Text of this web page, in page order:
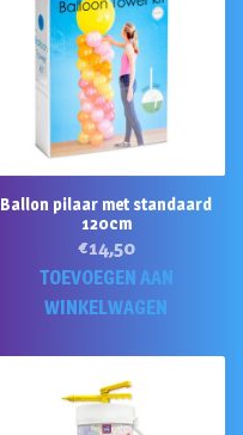
Ballon pilaar met standaard
120cm
€14,50
TOEVOEGEN AAN
WINKELWAGEN